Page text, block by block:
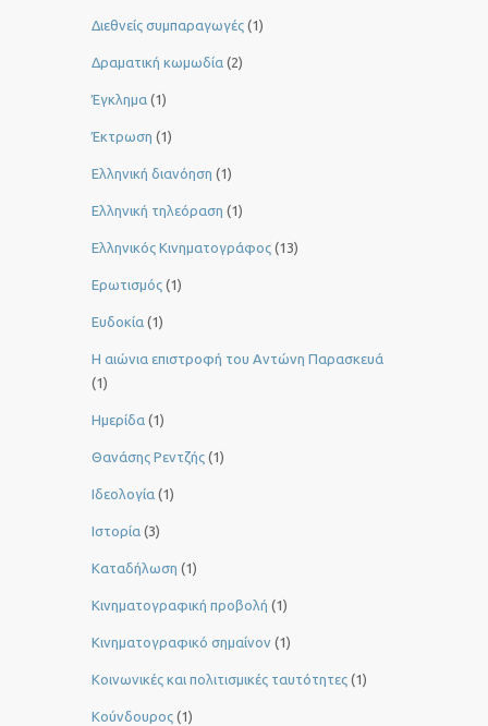
Διεθνείς συμπαραγωγές (1)
Δραματική κωμωδία (2)
Έγκλημα (1)
Έκτρωση (1)
Ελληνική διανόηση (1)
Ελληνική τηλεόραση (1)
Ελληνικός Κινηματογράφος (13)
Ερωτισμός (1)
Ευδοκία (1)
Η αιώνια επιστροφή του Αντώνη Παρασκευά
(1)
Ημερίδα (1)
Θανάσης Ρεντζής (1)
Ιδεολογία (1)
Ιστορία (3)
Καταδήλωση (1)
Κινηματογραφική προβολή (1)
Κινηματογραφικό σημαίνον (1)
Κοινωνικές και πολιτισμικές ταυτότητες (1)
Κούνδουρος (1)